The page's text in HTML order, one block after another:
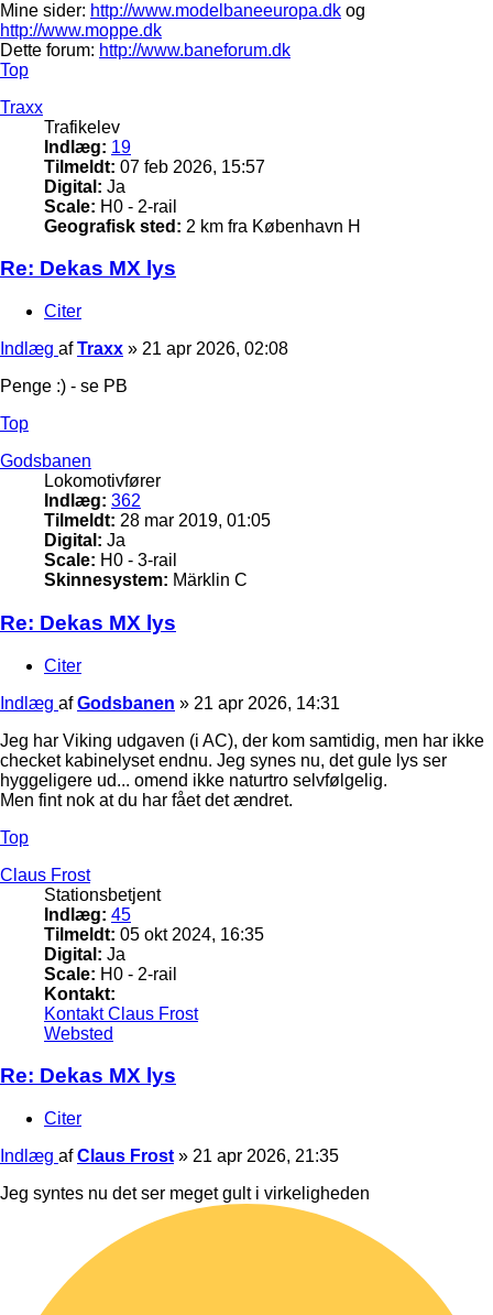
Mine sider: http://www.modelbaneeuropa.dk og
http://www.moppe.dk
Dette forum: http://www.baneforum.dk
Top
Traxx
Trafikelev
Indlæg: 19
Tilmeldt: 07 feb 2026, 15:57
Digital: Ja
Scale: H0 - 2-rail
Geografisk sted: 2 km fra København H
Re: Dekas MX lys
Citer
Indlæg afTraxx » 21 apr 2026, 02:08
Penge :) - se PB
Top
Godsbanen
Lokomotivfører
Indlæg: 362
Tilmeldt: 28 mar 2019, 01:05
Digital: Ja
Scale: H0 - 3-rail
Skinnesystem: Märklin C
Re: Dekas MX lys
Citer
Indlæg afGodsbanen » 21 apr 2026, 14:31
Jeg har Viking udgaven (i AC), der kom samtidig, men har ikke
checket kabinelyset endnu. Jeg synes nu, det gule lys ser
hyggeligere ud... omend ikke naturtro selvfølgelig.
Men fint nok at du har fået det ændret.
Top
Claus Frost
Stationsbetjent
Indlæg: 45
Tilmeldt: 05 okt 2024, 16:35
Digital: Ja
Scale: H0 - 2-rail
Kontakt:
Kontakt Claus Frost
Websted
Re: Dekas MX lys
Citer
Indlæg afClaus Frost » 21 apr 2026, 21:35
Jeg syntes nu det ser meget gult i virkeligheden